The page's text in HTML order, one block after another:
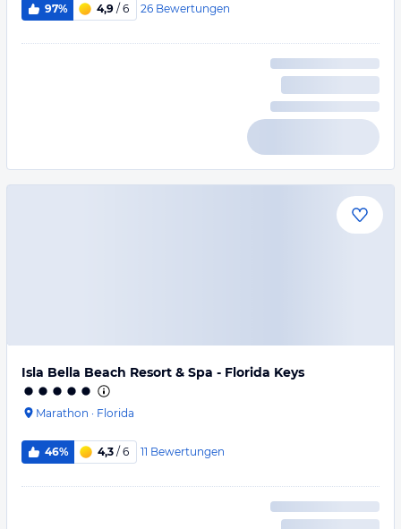
97% 4,9 / 6 26 Bewertungen
Isla Bella Beach Resort & Spa - Florida Keys
Marathon · Florida
46% 4,3 / 6 11 Bewertungen